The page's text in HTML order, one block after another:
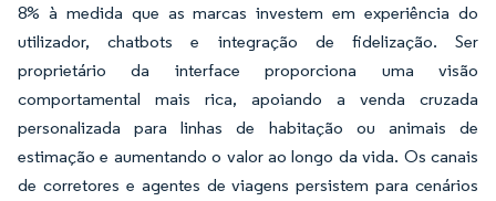
8% à medida que as marcas investem em experiência do
utilizador, chatbots e integração de fidelização. Ser
proprietário da interface proporciona uma visão
comportamental mais rica, apoiando a venda cruzada
personalizada para linhas de habitação ou animais de
estimação e aumentando o valor ao longo da vida. Os canais
de corretores e agentes de viagens persistem para cenários